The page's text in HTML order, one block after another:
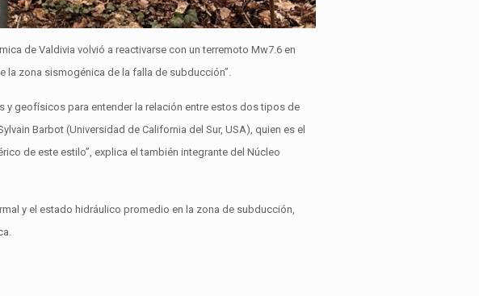
de Valdivia volvió a reactivarse con un terremoto Mw7.6 en
la zona sismogénica de la falla de subducción”.
geofísicos para entender la relación entre estos dos tipos de
Barbot (Universidad de California del Sur, USA), quien es el
de este estilo”, explica el también integrante del Núcleo
y el estado hidráulico promedio en la zona de subducción,